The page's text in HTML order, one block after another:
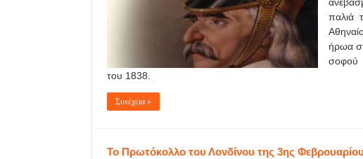
παλιά
ήρωα
σοφού
του 1838.
Συνέχεια »
Το Πρωτόκολλο του Λονδίνου της 3ης